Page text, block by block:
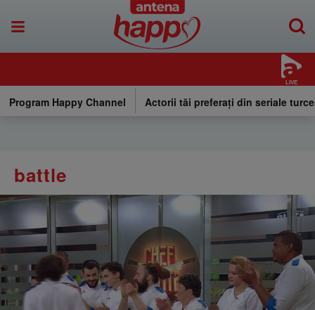
LIVE
Program Happy Channel Actorii tăi preferați din seriale
battle